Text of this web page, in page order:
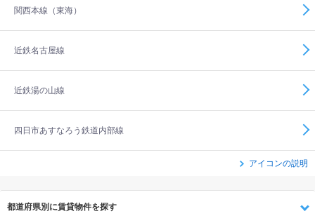
関西本線（東海）
近鉄名古屋線
近鉄湯の山線
四日市あすなろう鉄道内部線
アイコンの説明
都道府県別に賃貸物件を探す